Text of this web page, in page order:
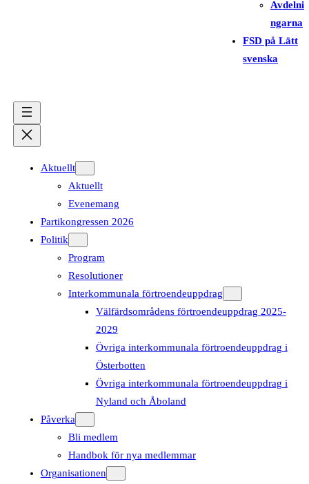
Avdelni
ngarna
FSD på Lätt
svenska
Aktuellt
Aktuellt
Evenemang
Partikongressen 2026
Politik
Program
Resolutioner
Interkommunala förtroendeuppdrag
Välfärdsområdens förtroendeuppdrag 2025-
2029
Övriga interkommunala förtroendeuppdrag i
Österbotten
Övriga interkommunala förtroendeuppdrag i
Nyland och Åboland
Påverka
Bli medlem
Handbok för nya medlemmar
Organisationen